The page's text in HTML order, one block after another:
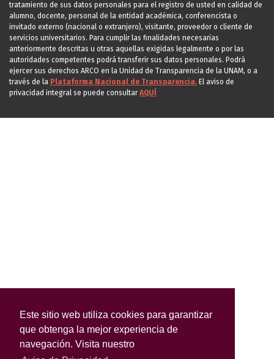
Este sitio web utiliza cookies para garantizar
que obtenga la mejor experiencia de
navegación. Visita nuestro
tratamiento de sus datos personales para el registro de usted en calidad de
alumno, docente, personal de la entidad académica, conferencista o
invitado externo (nacional o extranjero), visitante, proveedor o cliente de
servicios universitarios. Para cumplir las finalidades necesarias
anteriormente descritas u otras aquellas exigidas legalmente o por las
autoridades competentes podrá transferir sus datos personales. Podrá
ejercer sus derechos ARCO en la Unidad de Transparencia de la UNAM, o a
través de la Plataforma Nacional de Transparencia. El aviso de
privacidad integral se puede consultarAQUÍ